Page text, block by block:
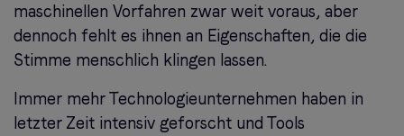
maschinellen Vorfahren zwar weit voraus, aber
dennoch fehlt es ihnen an Eigenschaften, die die
Stimme menschlich klingen lassen.
Immer mehr Technologieunternehmen haben in
letzter Zeit intensiv geforscht und Tools